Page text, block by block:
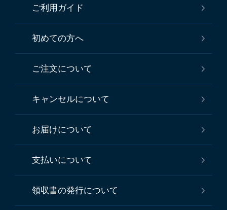
ご利用ガイド
初めての方へ
ご注文について
キャンセルについて
お届けについて
支払いについて
領収書の発行について